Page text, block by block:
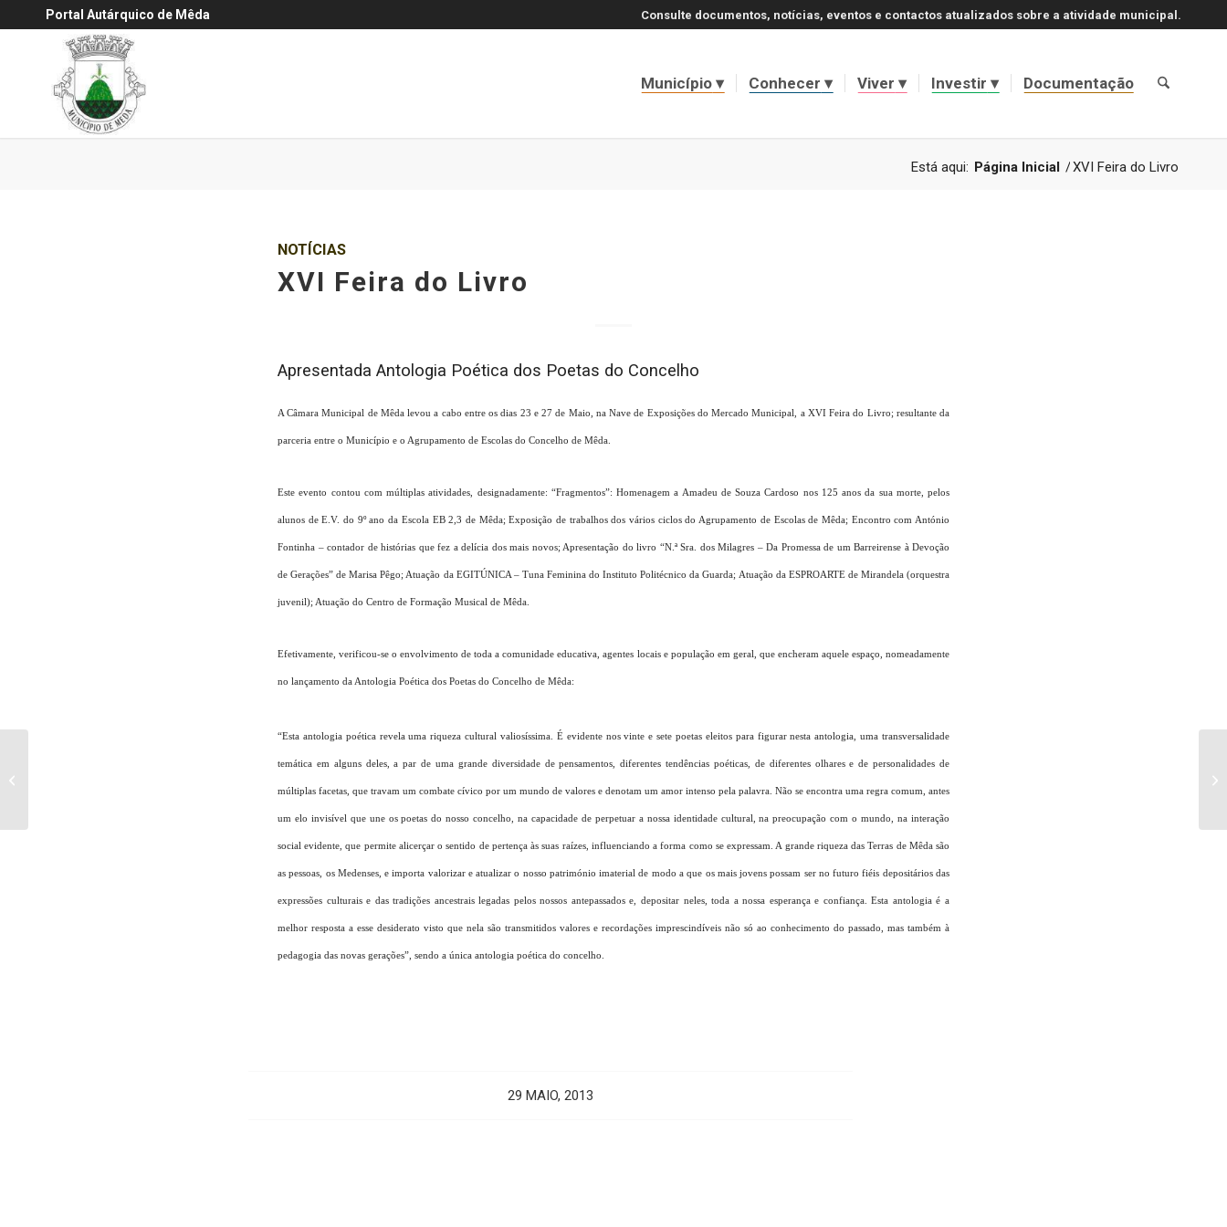
Portal Autárquico de Mêda Consulte documentos, notícias, eventos e contactos atualizados sobre a atividade municipal.
Município Conhecer Viver Investir Documentação
Está aqui: Página Inicial /XVI Feira do Livro
NOTÍCIAS
XVI Feira do Livro
Apresentada Antologia Poética dos Poetas do Concelho
A Câmara Municipal de Mêda levou a cabo entre os dias 23 e 27 de Maio, na Nave de Exposições do Mercado Municipal, a XVI Feira do Livro; resultante da
parceria entre o Município e o Agrupamento de Escolas do Concelho de Mêda.
Este evento contou com múltiplas atividades, designadamente: “Fragmentos”: Homenagem a Amadeu de Souza Cardoso nos 125 anos da sua morte, pelos
alunos de E.V. do 9º ano da Escola EB 2,3 de Mêda; Exposição de trabalhos dos vários ciclos do Agrupamento de Escolas de Mêda; Encontro com António
Fontinha – contador de histórias que fez a delícia dos mais novos; Apresentação do livro “N.ª Sra. dos Milagres – Da Promessa de um Barreirense à Devoção
de Gerações” de Marisa Pêgo; Atuação da EGITÚNICA – Tuna Feminina do Instituto Politécnico da Guarda; Atuação da ESPROARTE de Mirandela (orquestra
juvenil); Atuação do Centro de Formação Musical de Mêda.
Efetivamente, verificou-se o envolvimento de toda a comunidade educativa, agentes locais e população em geral, que encheram aquele espaço, nomeadamente
no lançamento da Antologia Poética dos Poetas do Concelho de Mêda:
“Esta antologia poética revela uma riqueza cultural valiosíssima. É evidente nos vinte e sete poetas eleitos para figurar nesta antologia, uma transversalidade
temática em alguns deles, a par de uma grande diversidade de pensamentos, diferentes tendências poéticas, de diferentes olhares e de personalidades de
múltiplas facetas, que travam um combate cívico por um mundo de valores e denotam um amor intenso pela palavra. Não se encontra uma regra comum, antes
um elo invisível que une os poetas do nosso concelho, na capacidade de perpetuar a nossa identidade cultural, na preocupação com o mundo, na interação
social evidente, que permite alicerçar o sentido de pertença às suas raízes, influenciando a forma como se expressam.A grande riqueza das Terras de Mêda são
as pessoas, os Medenses, e importa valorizar e atualizar o nosso património imaterial de modo a que os mais jovens possam ser no futuro fiéis depositários das
expressões culturais e das tradições ancestrais legadas pelos nossos antepassados e, depositar neles, toda a nossa esperança e confiança. Esta antologia é a
melhor resposta a esse desiderato visto que nela são transmitidos valores e recordações imprescindíveis não só ao conhecimento do passado, mas também à
pedagogia das novas gerações”, sendo a única antologia poética do concelho.
29 MAIO, 2013